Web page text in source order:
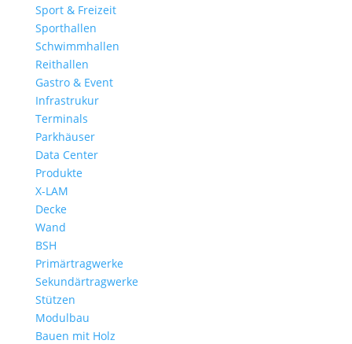
Sport & Freizeit
Sporthallen
Schwimmhallen
Reithallen
Gastro & Event
Infrastrukur
Terminals
Parkhäuser
Data Center
Produkte
X-LAM
Decke
Wand
BSH
Primärtragwerke
Sekundärtragwerke
Stützen
Modulbau
Bauen mit Holz